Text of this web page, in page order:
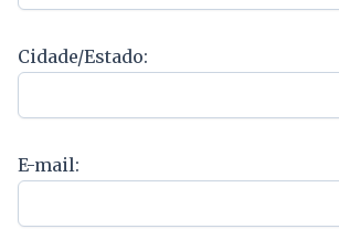
Cidade/Estado:
E-mail: